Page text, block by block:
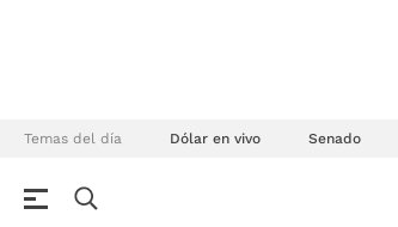
Temas del día Dólar en vivo Senado